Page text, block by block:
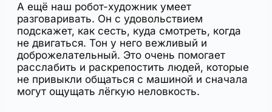
А ещё наш робот-художник умеет
разговаривать. Он с удовольствием
подскажет, как сесть, куда смотреть, когда
не двигаться. Тон у него вежливый и
доброжелательный. Это очень помогает
расслабить и раскрепостить людей, которые
не привыкли общаться с машиной и сначала
могут ощущать лёгкую неловкость.